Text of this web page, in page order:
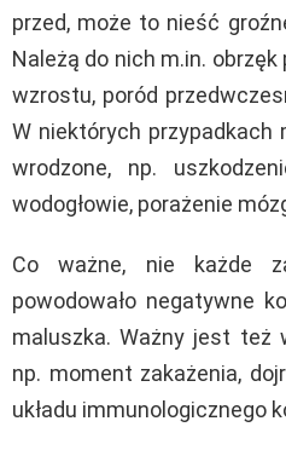
przed, może to nieść
Należą do nich m.in. obrzęk
wzrostu, poród
W niektórych
wrodzone, np.
wodogłowie, porażenie
Co ważne, nie każde
powodowało negatywne
maluszka. Ważny jest też
np. moment zakażenia,
układu immunologicznego